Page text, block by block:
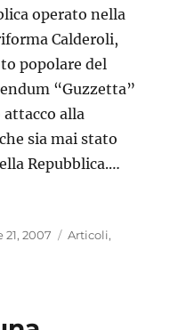
operato nella
Calderoli,
popolare del
“Guzzetta”
alla
sia mai stato
Repubblica.…
2007 Categorie
Articoli,